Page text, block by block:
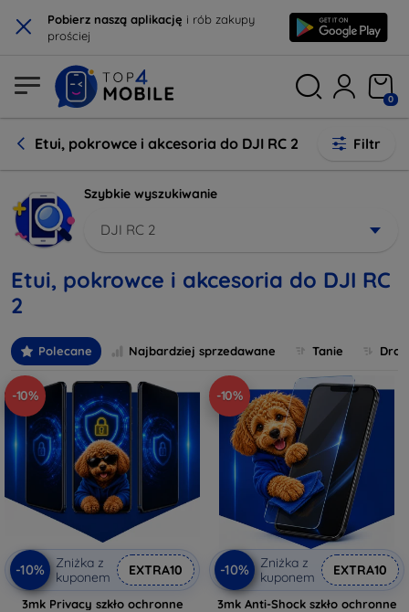
× Pobierz naszą aplikację i rób zakupy
prościej
0
Etui, pokrowce i akcesoria do DJI RC 2 Filtr
Szybkie wyszukiwanie
DJI RC 2
Etui, pokrowce i akcesoria do DJI RC
2
Polecane Najbardziej sprzedawane Tanie
-10%
-10%
Zniżka z
kuponem
EXTRA10
3mk Privacy szkło ochronne
-10%
-10%
Zniżka z
kuponem
EXTRA10
3mk Anti-Shock szkło ochronne